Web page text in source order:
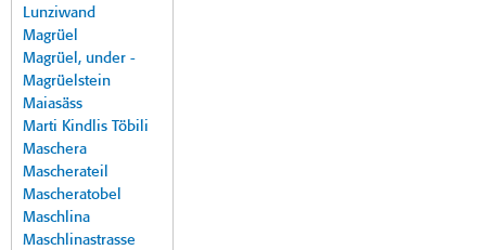
Lunziwand
Magrüel
Magrüel, under -
Magrüelstein
Maiasäss
Marti Kindlis Töbili
Maschera
Mascherateil
Mascheratobel
Maschlina
Maschlinastrasse